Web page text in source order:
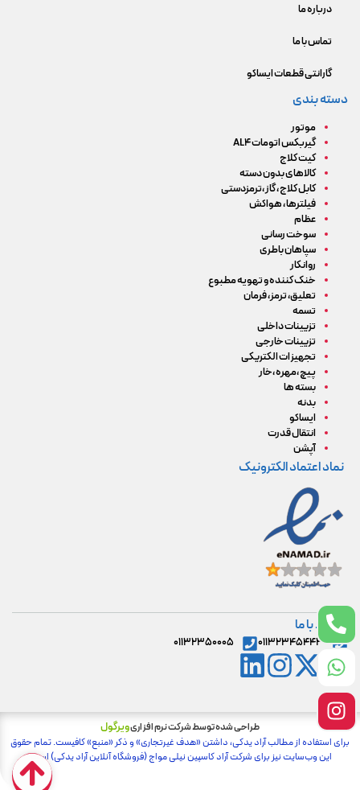
درباره ما
تماس با ما
گارانتی قطعات ایساکو
دسته بندی
موتور
گیربکس اتومات AL4
کیت کلاج
کالاهای بدون دسته
کابل کلاج ، گاز ،ترمزدستی
فیلترها ، هواکش
عظام
سوخت رسانی
سپاهان باطری
روانکار
خنک کننده و تهویه مطبوع
تعلیق، ترمز، فرمان
تسمه
تزیینات داخلی
تزیینات خارجی
تجهیزات الکتریکی
پیچ ،مهره ،خار
بسته ها
بدنه
ایساکو
انتقال قدرت
آپشن
نماد اعتماد الکترونیک
ارتباط با ما
۰۱۱۳۲۳۴۵۴۴۳ ۰۱۱۳۲۳۵۰۰۰۵
برای استفاده از مطالب آراد یدکی، داشتن «هدف غیرتجاری» و ذکر «منبع» کافیست. تمام حقوق
اين وب‌سايت نیز برای شرکت آراد کاسپین نیلی مواج (فروشگاه آنلاین آراد یدکی) است.
طراحی شده توسط شرکت نرم افزاریویرگول